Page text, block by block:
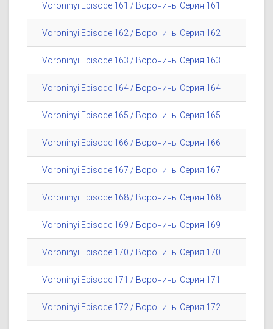
Voroninyi Episode 161 / Воронины Серия 161
Voroninyi Episode 162 / Воронины Серия 162
Voroninyi Episode 163 / Воронины Серия 163
Voroninyi Episode 164 / Воронины Серия 164
Voroninyi Episode 165 / Воронины Серия 165
Voroninyi Episode 166 / Воронины Серия 166
Voroninyi Episode 167 / Воронины Серия 167
Voroninyi Episode 168 / Воронины Серия 168
Voroninyi Episode 169 / Воронины Серия 169
Voroninyi Episode 170 / Воронины Серия 170
Voroninyi Episode 171 / Воронины Серия 171
Voroninyi Episode 172 / Воронины Серия 172